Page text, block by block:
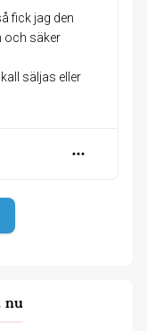
fick jag den
och säker
säljas eller
nu